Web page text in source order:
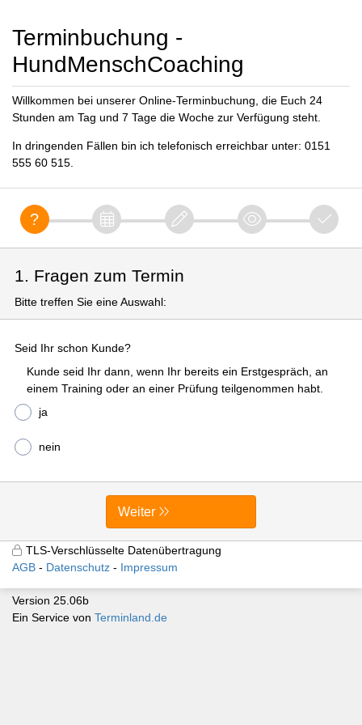
Terminbuchung -
HundMenschCoaching
Willkommen bei unserer Online-Terminbuchung, die Euch 24
Stunden am Tag und 7 Tage die Woche zur Verfügung steht.
In dringenden Fällen bin ich telefonisch erreichbar unter: 0151
555 60 515.
1. Fragen zum Termin
Bitte treffen Sie eine Auswahl:
Seid Ihr schon Kunde?
Kunde seid Ihr dann, wenn Ihr bereits ein Erstgespräch, an
einem Training oder an einer Prüfung teilgenommen habt.
ja
nein
Weiter
TLS-Verschlüsselte Datenübertragung
AGB
Datenschutz Impressum
Version 25.06b
Ein Service von Terminland.de